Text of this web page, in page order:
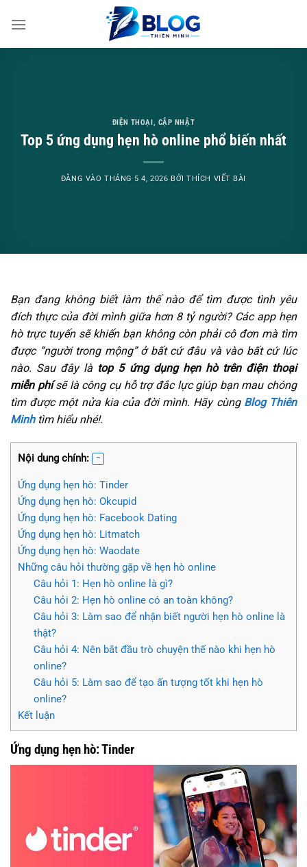
qua
ĐIỆN THOẠI , CẬP NHẬT
Top 5 ứng dụng hẹn hò online phổ biến nhất
ĐĂNG VÀO THÁNG 5 4, 2026 BỞITHÍCH VIẾT BÀI
Bạn đang không biết làm thế nào để tìm được tình yêu
đích thực của đời mình giữa hơn 8 tỷ người? Các app hẹn
hò trực tuyến sẽ khiến bạn không còn phải cô đơn mà tìm
được “người trong mộng” ở bất cứ đâu và vào bất cứ lúc
nào. Sau đây là top 5 ứng dụng hẹn hò trên điện thoại
miễn phísẽ là công cụ hỗ trợ đắc lực giúp bạn mau chóng
tìm được một nửa kia của đời mình. Hãy cùng Blog Thiên
Minhtìm hiểu nhé!.
Nội dung chính:
Ứng dụng hẹn hò: Tinder
Ứng dụng hẹn hò: Okcupid
Ứng dụng hẹn hò: Facebook Dating
Ứng dụng hẹn hò: Litmatch
Ứng dụng hẹn hò: Waodate
Những câu hỏi thường gặp về hẹn hò online
Câu hỏi 1: Hẹn hò online là gì?
Câu hỏi 2: Hẹn hò online có an toàn không?
Câu hỏi 3: Làm sao để nhận biết người hẹn hò online là
thật?
Câu hỏi 4: Nên bắt đầu trò chuyện thế nào khi hẹn hò
online?
Câu hỏi 5: Làm sao để tạo ấn tượng tốt khi hẹn hò
online?
Kết luận
Ứng dụng hẹn hò: Tinder